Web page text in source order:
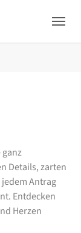
Details, zarten
Antrag
Entdecken
Herzen